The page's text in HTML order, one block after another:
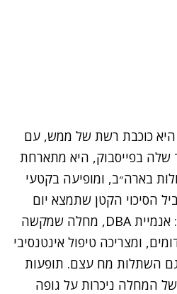
היא כוכבת רשת של ממש, עם
שלה בפייסבוק, היא מתארחת
בארה״ב, ומופיעה בקטעי
הסיכוי הקטן שתמצא יום
אחד תרופה למחלה שלה: אנמיית DBA, מחלה שמקשה
ומצריכה טיפול אינטנסיבי
וגם השתלות מח עצם. תופעות
של המחלה ניכרות על גופה